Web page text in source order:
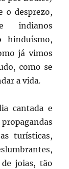
o desprezo,
indianos
hinduísmo,
já vimos
como se
a vida.
cantada e
turísticas,
de joias, tão